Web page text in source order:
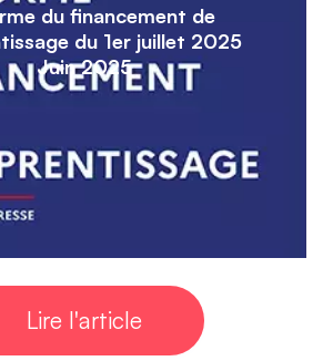
du financement de
du 1er juillet 2025
Juin 2025
Lire l'article